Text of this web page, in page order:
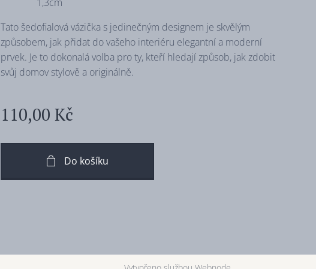
Tato šedofialová vázička s jedinečným designem je skvělým
způsobem, jak přidat do vašeho interiéru elegantní a moderní
prvek. Je to dokonalá volba pro ty, kteří hledají způsob, jak zdobit
svůj domov stylově a originálně.
110,00 Kč
Do košíku